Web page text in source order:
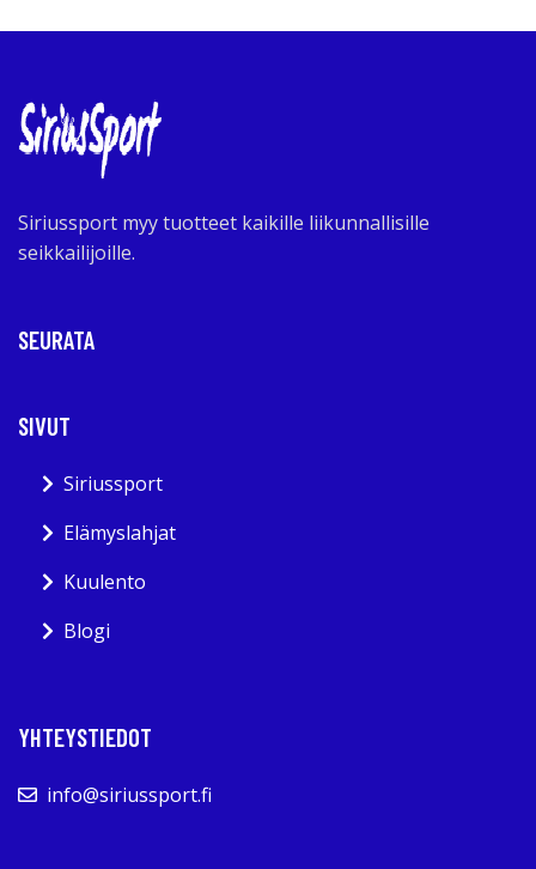
Siriussport myy tuotteet kaikille liikunnallisille
seikkailijoille.
SEURATA
SIVUT
Siriussport
Elämyslahjat
Kuulento
Blogi
YHTEYSTIEDOT
info@siriussport.fi